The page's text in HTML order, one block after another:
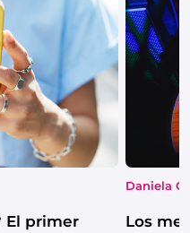
El primer
Daniela
Los